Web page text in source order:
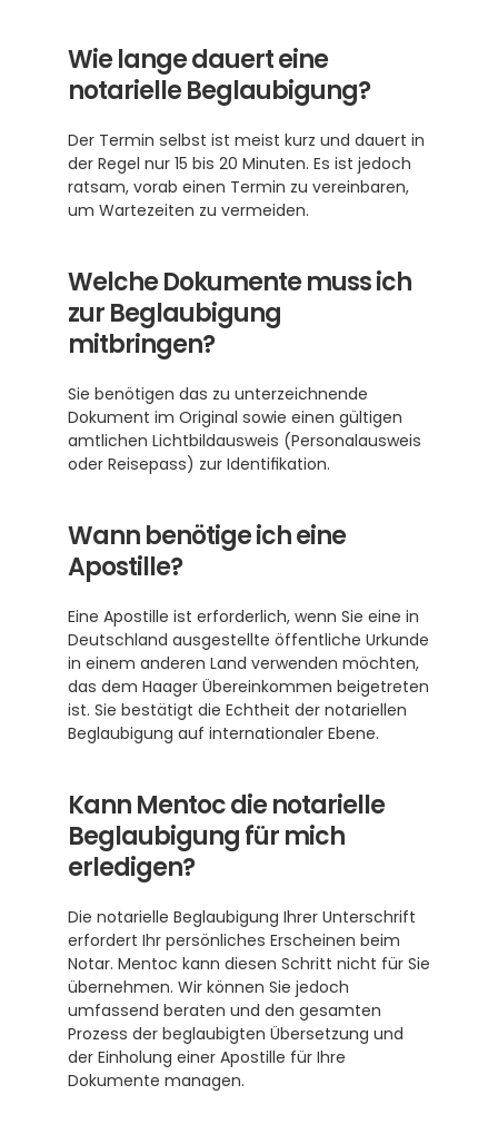
Wie lange dauert eine
notarielle Beglaubigung?
Der Termin selbst ist meist kurz und dauert in
der Regel nur 15 bis 20 Minuten. Es ist jedoch
ratsam, vorab einen Termin zu vereinbaren,
um Wartezeiten zu vermeiden.
Welche Dokumente muss ich
zur Beglaubigung
mitbringen?
Sie benötigen das zu unterzeichnende
Dokument im Original sowie einen gültigen
amtlichen Lichtbildausweis (Personalausweis
oder Reisepass) zur Identifikation.
Wann benötige ich eine
Apostille?
Eine Apostille ist erforderlich, wenn Sie eine in
Deutschland ausgestellte öffentliche Urkunde
in einem anderen Land verwenden möchten,
das dem Haager Übereinkommen beigetreten
ist. Sie bestätigt die Echtheit der notariellen
Beglaubigung auf internationaler Ebene.
Kann Mentoc die notarielle
Beglaubigung für mich
erledigen?
Die notarielle Beglaubigung Ihrer Unterschrift
erfordert Ihr persönliches Erscheinen beim
Notar. Mentoc kann diesen Schritt nicht für Sie
übernehmen. Wir können Sie jedoch
umfassend beraten und den gesamten
Prozess der beglaubigten Übersetzung und
der Einholung einer Apostille für Ihre
Dokumente managen.